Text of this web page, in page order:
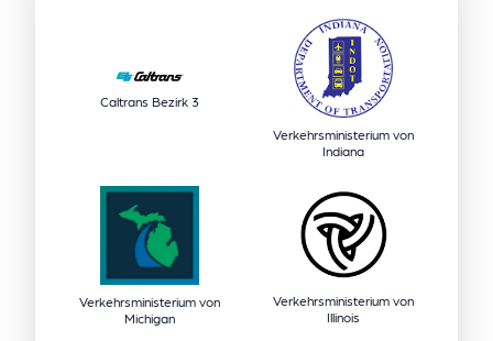
Caltrans Bezirk 3
Verkehrsministerium von
Indiana
Verkehrsministerium von
Michigan
Verkehrsministerium von
Illinois